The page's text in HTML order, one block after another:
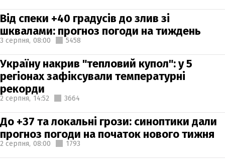
Від спеки +40 градусів до злив зі
шквалами: прогноз погоди на тиждень
3 серпня, 08:00 5458
Україну накрив "тепловий купол": у 5
регіонах зафіксували температурні
рекорди
2 серпня, 14:52 3664
До +37 та локальні грози: синоптики дали
прогноз погоди на початок нового тижня
2 серпня, 08:00 1793